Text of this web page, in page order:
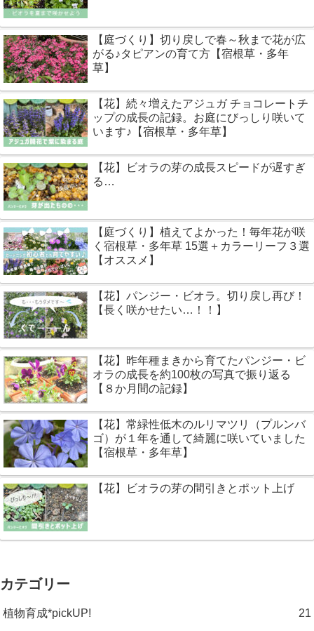
【庭づくり】切り戻しで春～秋まで花が広
がる♪タピアンの育て方【宿根草・多年
草】
【花】続々増えたアジュガ チョコレートチ
ップの成長の記録。お庭にびっしり咲いて
います♪【宿根草・多年草】
【花】ビオラの芽の成長スピードが遅すぎ
る…
【庭づくり】植えてよかった！毎年花が咲
く宿根草・多年草 15選＋カラーリーフ３選
【オススメ】
【花】パンジー・ビオラ。切り戻し再び！
【長く咲かせたい…！！】
【花】昨年種まきから育てたパンジー・ビ
オラの成長を約100枚の写真で振り返る
【８か月間の記録】
【花】常緑性低木のルリマツリ（プルンバ
ゴ）が１年を通して綺麗に咲いていました
【宿根草・多年草】
【花】ビオラの芽の間引きとポット上げ
カテゴリー
植物育成*pickUP! 21